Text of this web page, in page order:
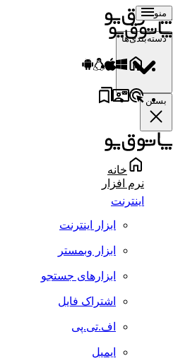
منو
دسته‌بندی‌ها
بستن
خانه
نرم افزار
اینترنت
ابزار اینترنت
ابزار وبمستر
ابزارهای جستجو
اشتراک فایل
اف.تی.پی
ایمیل